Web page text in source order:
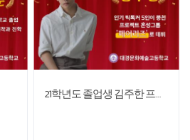
21학년도 졸업생 김주한 프로젝트 그룸 '페어리즈'로 데뷔